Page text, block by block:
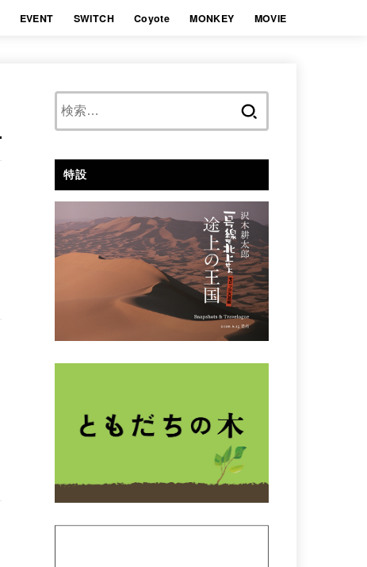
EVENT SWITCH Coyote MONKEY MOVIE
特設